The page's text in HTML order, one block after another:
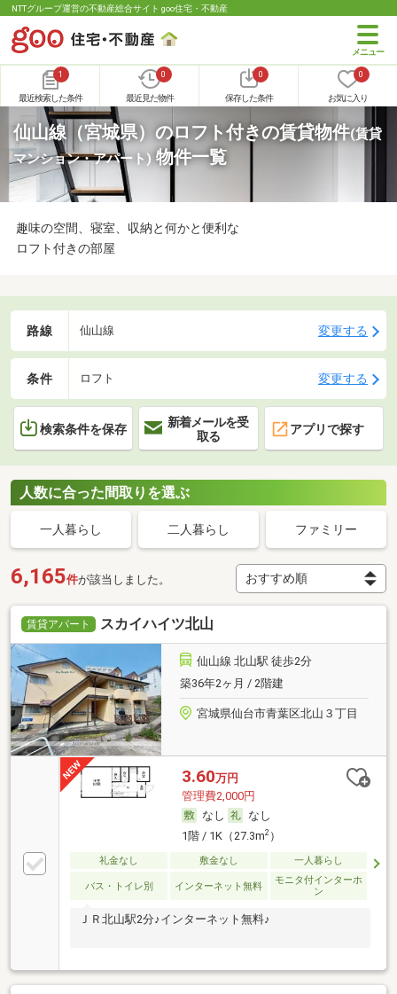
NTTグループ運営の不動産総合サイト goo住宅・不動産
1
最近検索した条件
0
最近見た物件
0
保存した条件
0
お気に入り
仙山線（宮城県）のロフト付きの賃貸物件(賃貸
マンション・アパート) 物件一覧
趣味の空間、寝室、収納と何かと便利な
ロフト付きの部屋
路線 仙山線 変更する
条件 ロフト 変更する
検索条件を保存
新着メールを受
取る
アプリで探す
人数に合った間取りを選ぶ
一人暮らし 二人暮らし ファミリー
6,165件が該当しました。
賃貸アパート スカイハイツ北山
仙山線 北山駅 徒歩2分
築36年2ヶ月 / 2階建
宮城県仙台市青葉区北山３丁目
3.60万円
管理費2,000円
なし
なし
1階 / 1K（27.3m2）
礼金なし 敷金なし 一人暮らし
バス・トイレ別 インターネット無料
モニタ付インターホ
ン
ＪＲ北山駅2分♪インターネット無料♪